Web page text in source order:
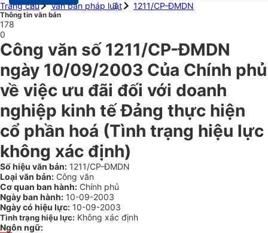
Trang chủ
Văn bản pháp luật 1211/CP-ĐMDN
Thông tin văn bản
178
0
Công văn số 1211/CP-ĐMDN
ngày 10/09/2003 Của Chính phủ
về việc ưu đãi đối với doanh
nghiệp kinh tế Đảng thực hiện
cổ phần hoá (Tình trạng hiệu lực
không xác định)
Số hiệu văn bản: 1211/CP-ĐMDN
Loại văn bản: Công văn
Cơ quan ban hành: Chính phủ
Ngày ban hành: 10-09-2003
Ngày có hiệu lực: 10-09-2003
Tình trạng hiệu lực: Không xác định
Ngôn ngữ: